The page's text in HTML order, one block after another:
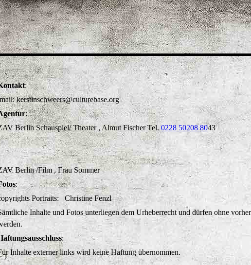
:
kerstinschweers@culturebase.org
:
Berlin Schauspiel/ Theater , Almut Fischer Tel.0228 50208 8043
Berlin /Film , Frau Sommer
:
Portraits: Christine Fenzl
Inhalte und Fotos unterliegen dem Urheberrecht und dürfen ohne
:
Inhalte externer links wird keine Haftung übernommen.